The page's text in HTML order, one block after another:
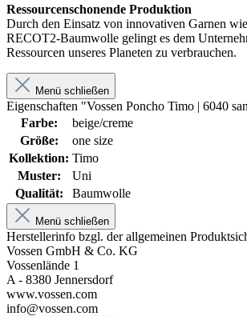
Ressourcenschonende Produktion
Durch den Einsatz von innovativen Garnen
RECOT2-Baumwolle gelingt es dem
Ressourcen unseres Planeten zu verbrauchen.
Menü schließen
Eigenschaften "Vossen Poncho Timo | 6040
Farbe:
beige/creme
Größe:
one size
Kollektion: Timo
Muster:
Uni
Qualität:
Baumwolle
Menü schließen
Herstellerinfo bzgl. der allgemeinen
Vossen GmbH & Co. KG
Vossenlände 1
A - 8380 Jennersdorf
www.vossen.com
info@vossen.com